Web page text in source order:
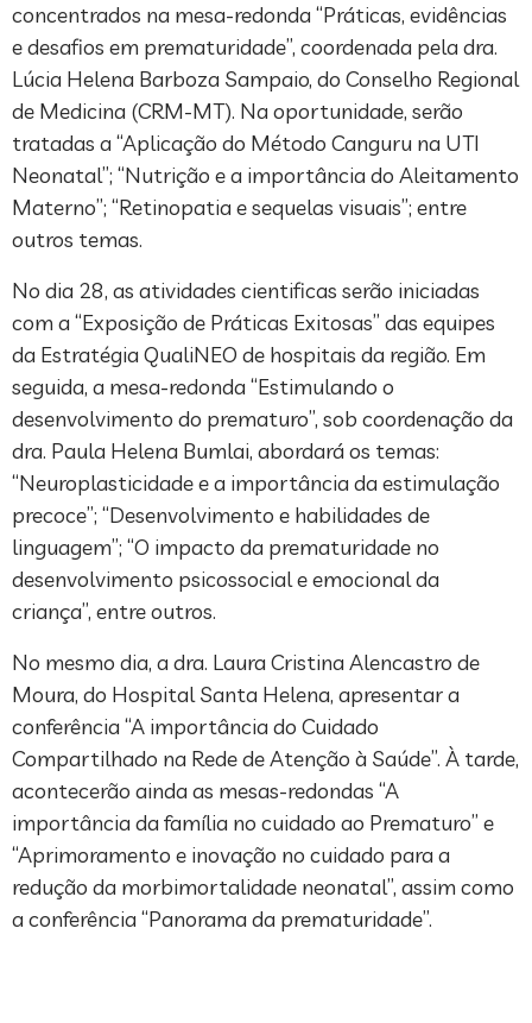
concentrados na mesa-redonda “Práticas, evidências
e desafios em prematuridade”, coordenada pela dra.
Lúcia Helena Barboza Sampaio, do Conselho Regional
de Medicina (CRM-MT). Na oportunidade, serão
tratadas a “Aplicação do Método Canguru na UTI
Neonatal”; “Nutrição e a importância do Aleitamento
Materno”; “Retinopatia e sequelas visuais”; entre
outros temas.
No dia 28, as atividades cientificas serão iniciadas
com a “Exposição de Práticas Exitosas” das equipes
da Estratégia QualiNEO de hospitais da região. Em
seguida, a mesa-redonda “Estimulando o
desenvolvimento do prematuro”, sob coordenação da
dra. Paula Helena Bumlai, abordará os temas:
“Neuroplasticidade e a importância da estimulação
precoce”; “Desenvolvimento e habilidades de
linguagem”; “O impacto da prematuridade no
desenvolvimento psicossocial e emocional da
criança”, entre outros.
No mesmo dia, a dra. Laura Cristina Alencastro de
Moura, do Hospital Santa Helena, apresentar a
conferência “A importância do Cuidado
Compartilhado na Rede de Atenção à Saúde”. À tarde,
acontecerão ainda as mesas-redondas “A
importância da família no cuidado ao Prematuro” e
“Aprimoramento e inovação no cuidado para a
redução da morbimortalidade neonatal”, assim como
a conferência “Panorama da prematuridade”.